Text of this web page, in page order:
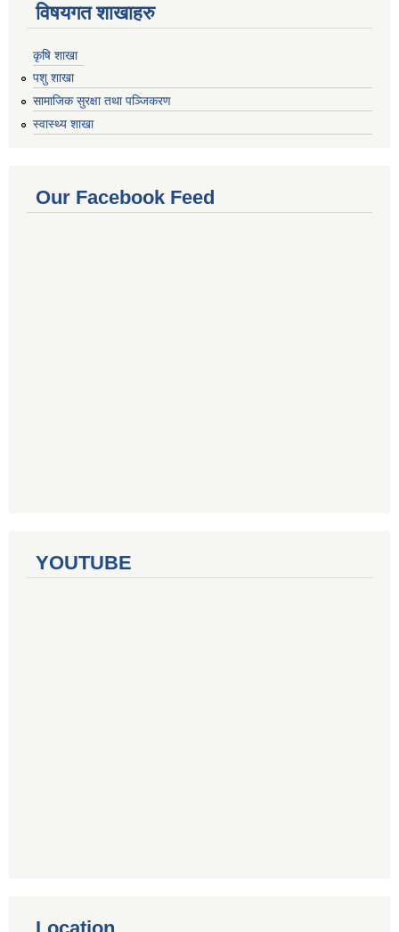
विषयगत शाखाहरु
कृषि शाखा
पशु शाखा
सामाजिक सुरक्षा तथा पञ्जिकरण
स्वास्थ्य शाखा
Our Facebook Feed
YOUTUBE